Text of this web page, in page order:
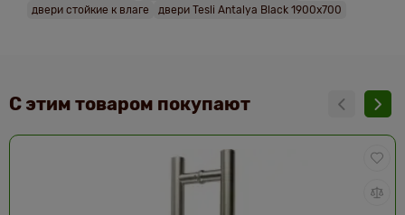
двери стойкие к влаге
двери Tesli Antalya Black 1900х700
С этим товаром покупают